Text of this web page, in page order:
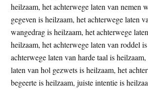
t
e
heilzaam, het achterwege laten van nemen
gegeven is heilzaam, het achterwege laten
wangedrag is heilzaam, het achterwege
heilzaam, het achterwege laten van roddel
achterwege laten van harde taal is
laten van hol gezwets is heilzaam, het
begeerte is heilzaam, juiste intentie is